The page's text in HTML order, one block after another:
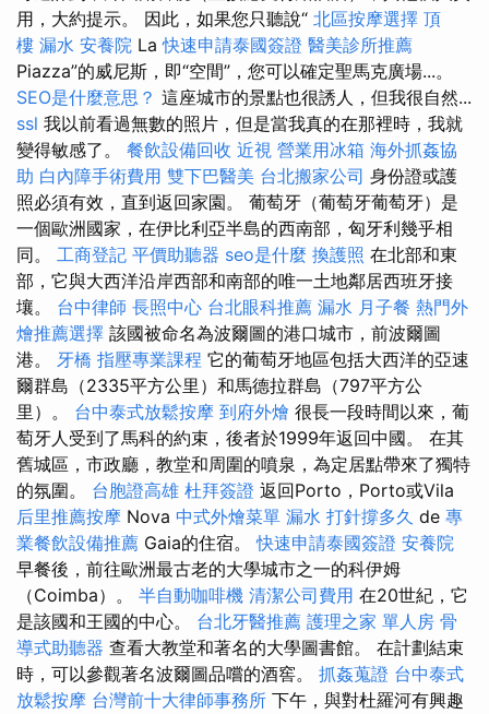
用，大約提示。 因此，如果您只聽說“ 北區按摩選擇 頂
樓 漏水 安養院 La快速申請泰國簽證 醫美診所推薦
Piazza”的威尼斯，即“空間”，您可以確定聖馬克廣場...。
SEO是什麼意思？ 這座城市的景點也很誘人，但我很自然...
ssl 我以前看過無數的照片，但是當我真的在那裡時，我就
變得敏感了。 餐飲設備回收 近視 營業用冰箱 海外抓姦協
助 白內障手術費用 雙下巴醫美 台北搬家公司 身份證或護
照必須有效，直到返回家園。 葡萄牙（葡萄牙葡萄牙）是
一個歐洲國家，在伊比利亞半島的西南部，匈牙利幾乎相
同。 工商登記 平價助聽器 seo是什麼 換護照 在北部和東
部，它與大西洋沿岸西部和南部的唯一土地鄰居西班牙接
壤。 台中律師 長照中心 台北眼科推薦 漏水 月子餐 熱門外
燴推薦選擇 該國被命名為波爾圖的港口城市，前波爾圖
港。 牙橋 指壓專業課程 它的葡萄牙地區包括大西洋的亞速
爾群島（2335平方公里）和馬德拉群島（797平方公
里）。 台中泰式放鬆按摩 到府外燴 很長一段時間以來，葡
萄牙人受到了馬科的約束，後者於1999年返回中國。 在其
舊城區，市政廳，教堂和周圍的噴泉，為定居點帶來了獨特
的氛圍。 台胞證高雄 杜拜簽證 返回Porto，Porto或Vila
后里推薦按摩 Nova 中式外燴菜單 漏水 打針撐多久 de 專
業餐飲設備推薦 Gaia的住宿。快速申請泰國簽證 安養院
早餐後，前往歐洲最古老的大學城市之一的科伊姆
（Coimba）。 半自動咖啡機 清潔公司費用 在20世紀，它
是該國和王國的中心。 台北牙醫推薦 護理之家 單人房 骨
導式助聽器 查看大教堂和著名的大學圖書館。 在計劃結束
時，可以參觀著名波爾圖品嚐的酒窖。 抓姦蒐證 台中泰式
放鬆按摩 台灣前十大律師事務所 下午，與對杜羅河有興趣